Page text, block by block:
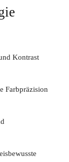
Kontrast
Farbpräzision